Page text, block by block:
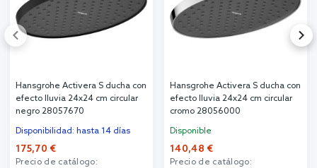
Hansgrohe Activera S ducha con
efecto lluvia 24x24 cm circular
negro 28057670
Disponibilidad: hasta 14 días
175,70 €
Precio de catálogo:
Hansgrohe Activera S ducha con
efecto lluvia 24x24 cm circular
cromo 28056000
Disponible
140,48 €
Precio de catálogo: